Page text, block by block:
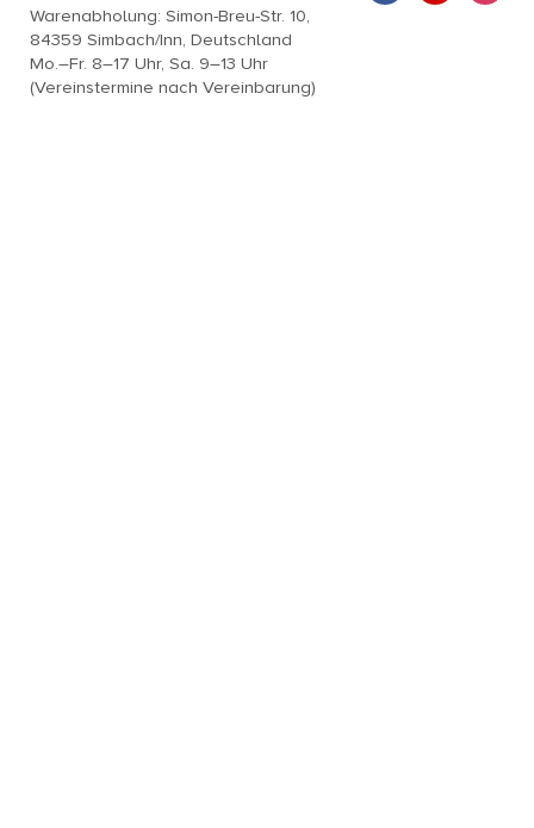
Warenabholung: Simon-Breu-Str. 10,
84359 Simbach/Inn, Deutschland
Mo.–Fr. 8–17 Uhr, Sa. 9–13 Uhr
(Vereinstermine nach Vereinbarung)